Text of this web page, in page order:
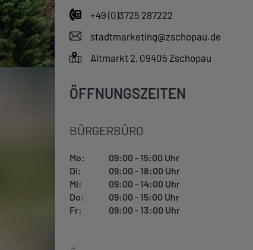
+49 (0)3725 287222
stadtmarketing@zschopau.de
Altmarkt 2, 09405 Zschopau
ÖFFNUNGSZEITEN
BÜRGERBÜRO
Mo:
09:00 - 15:00 Uhr
Di:
09:00 - 18:00 Uhr
Mi:
09:00 - 14:00 Uhr
Do:
09:00 - 15:00 Uhr
Fr:
09:00 - 13:00 Uhr